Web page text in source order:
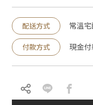
配送方式 常溫
付款方式 現金